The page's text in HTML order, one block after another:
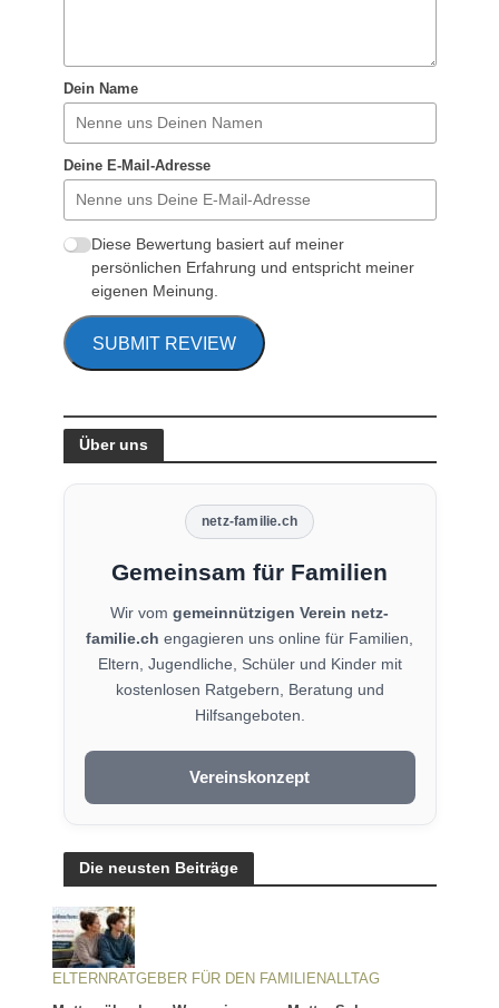
Dein Name
Deine E-Mail-Adresse
Diese Bewertung basiert auf meiner
persönlichen Erfahrung und entspricht meiner
eigenen Meinung.
SUBMIT REVIEW
Über uns
netz-familie.ch
Gemeinsam für Familien
Wir vom gemeinnützigen Verein netz-
familie.ch engagieren uns online für Familien,
Eltern, Jugendliche, Schüler und Kinder mit
kostenlosen Ratgebern, Beratung und
Hilfsangeboten.
Vereinskonzept
Die neusten Beiträge
ELTERNRATGEBER FÜR DEN FAMILIENALLTAG